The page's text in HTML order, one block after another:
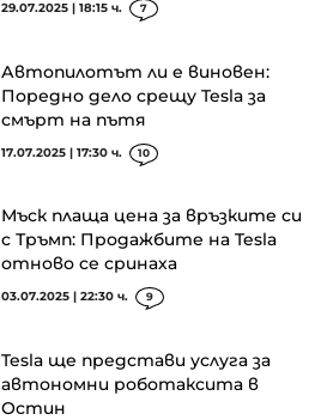
29.07.2025 | 18:15 ч. 7
Автопилотът ли е виновен:
Поредно дело срещу Tesla за
смърт на пътя
17.07.2025 | 17:30 ч. 10
Мъск плаща цена за връзките си
с Тръмп: Продажбите на Tesla
отново се сринаха
03.07.2025 | 22:30 ч. 9
Tesla ще представи услуга за
автономни роботаксита в
Остин